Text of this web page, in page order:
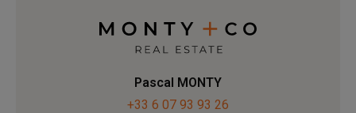
Pascal MONTY
+33 6 07 93 93 26